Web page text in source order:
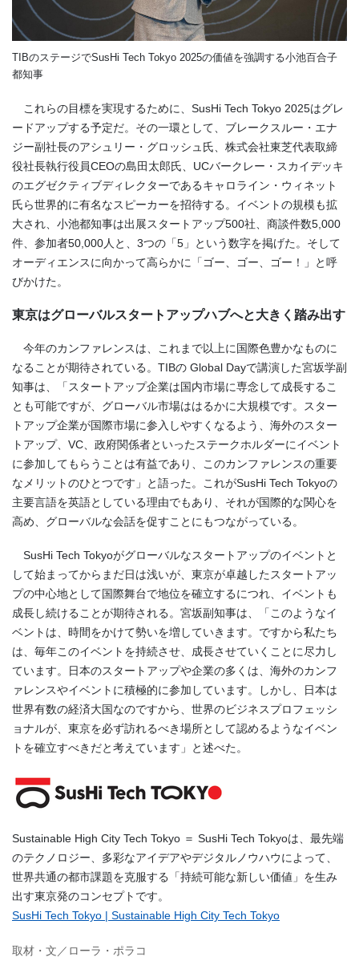
TIBのステージでSusHi Tech Tokyo 2025の価値を強調する小池百合子
都知事
これらの目標を実現するために、SusHi Tech Tokyo 2025はグレ
ードアップする予定だ。その一環として、ブレークスルー・エナ
ジー副社長のアシュリー・グロッシュ氏、株式会社東芝代表取締
役社長執行役員CEOの島田太郎氏、UCバークレー・スカイデッキ
のエグゼクティブディレクターであるキャロライン・ウィネット
氏ら世界的に有名なスピーカーを招待する。イベントの規模も拡
大され、小池都知事は出展スタートアップ500社、商談件数5,000
件、参加者50,000人と、3つの「5」という数字を掲げた。そして
オーディエンスに向かって高らかに「ゴー、ゴー、ゴー！」と呼
びかけた。
東京はグローバルスタートアップハブへと大きく踏み出す
今年のカンファレンスは、これまで以上に国際色豊かなものに
なることが期待されている。TIBの Global Dayで講演した宮坂学副
知事は、「スタートアップ企業は国内市場に専念して成長するこ
とも可能ですが、グローバル市場ははるかに大規模です。スター
トアップ企業が国際市場に参入しやすくなるよう、海外のスター
トアップ、VC、政府関係者といったステークホルダーにイベント
に参加してもらうことは有益であり、このカンファレンスの重要
なメリットのひとつです」と語った。これがSusHi Tech Tokyoの
主要言語を英語としている理由でもあり、それが国際的な関心を
高め、グローバルな会話を促すことにもつながっている。
SusHi Tech Tokyoがグローバルなスタートアップのイベントと
して始まってからまだ日は浅いが、東京が卓越したスタートアッ
プの中心地として国際舞台で地位を確立するにつれ、イベントも
成長し続けることが期待される。宮坂副知事は、「このようなイ
ベントは、時間をかけて勢いを増していきます。ですから私たち
は、毎年このイベントを持続させ、成長させていくことに尽力し
ています。日本のスタートアップや企業の多くは、海外のカンフ
ァレンスやイベントに積極的に参加しています。しかし、日本は
世界有数の経済大国なのですから、世界のビジネスプロフェッシ
ョナルが、東京を必ず訪れるべき場所として認めるようなイベン
トを確立すべきだと考えています」と述べた。
Sustainable High City Tech Tokyo ＝ SusHi Tech Tokyoは、最先端
のテクノロジー、多彩なアイデアやデジタルノウハウによって、
世界共通の都市課題を克服する「持続可能な新しい価値」を生み
出す東京発のコンセプトです。
SusHi Tech Tokyo | Sustainable High City Tech Tokyo
取材・文／ローラ・ポラコ